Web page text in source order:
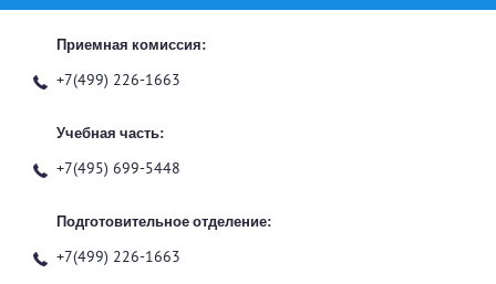
Приемная комиссия:
+7(499) 226-1663
Учебная часть:
+7(495) 699-5448
Подготовительное отделение:
+7(499) 226-1663